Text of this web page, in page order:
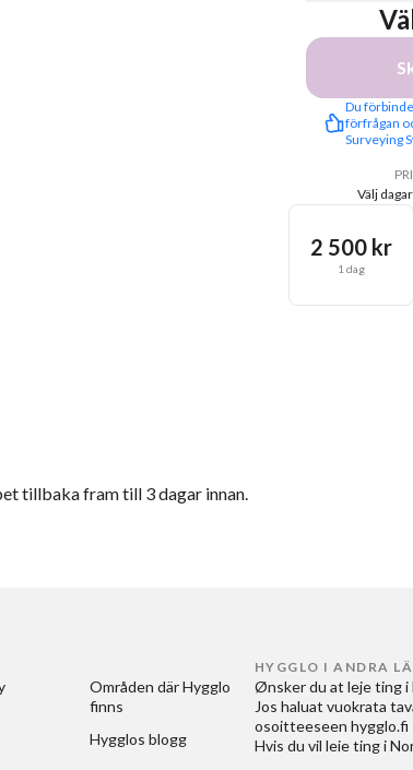
tillbaka fram till 3 dagar innan.
Du
förfrågan
Surveying
Välj
2 500 kr
1 dag
Områden där Hygglo
finns
Hygglos blogg
HYGGLO I ANDRA
Ønsker du at leje ting i
Jos haluat vuokrata
osoitteeseen hygglo.fi
Hvis du vil leie ting i